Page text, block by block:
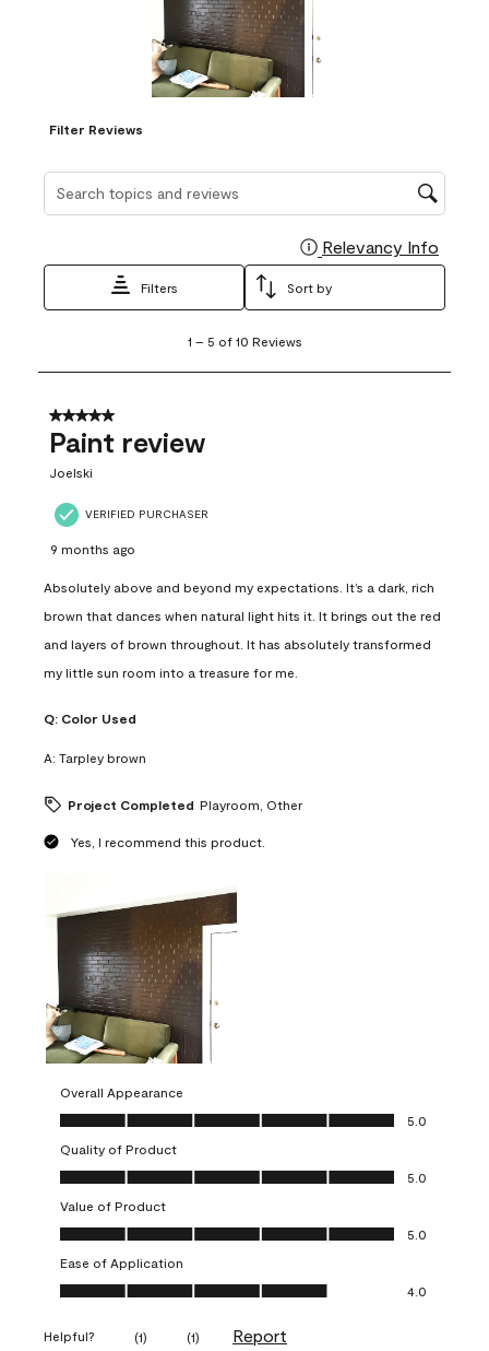
Filter Reviews
Relevancy Info
Filters Sort by
5
10
Reviews
1 – 5 of 10 Reviews
5 out of 5 stars.
Paint review
Joelski
VERIFIED PURCHASER
9 months ago
Absolutely above and beyond my expectations. It’s a dark, rich
brown that dances when natural light hits it. It brings out the red
and layers of brown throughout. It has absolutely transformed
my little sun room into a treasure for me.
Q: Color Used
A: Tarpley brown
Project Completed Playroom, Other
Yes, I recommend this product.
Overall Appearance
Overall Appearance, 5.0 out of 5
5.0
Quality of Product
Quality of Product, 5.0 out of 5
5.0
Value of Product
Value of Product, 5.0 out of 5
5.0
Ease of Application
Ease of Application, 4.0 out of 5
4.0
Helpful? (1) (1) Report